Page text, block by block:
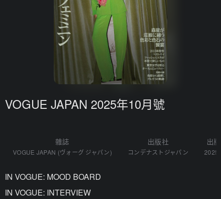
VOGUE JAPAN 2025年10月號
雜誌
VOGUE JAPAN (ヴォーグ ジャパン)
出版社
コンデナストジャパン
出
IN VOGUE: MOOD BOARD
IN VOGUE: INTERVIEW